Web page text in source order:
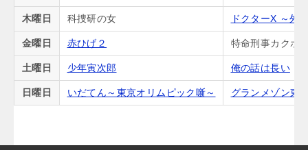
木曜日 科捜研の女 ドクターX ～外
金曜日 赤ひげ２ 特命刑事カクホ
土曜日 少年寅次郎 俺の話は長い
日曜日 いだてん～東京オリムピック噺～ グランメゾン東